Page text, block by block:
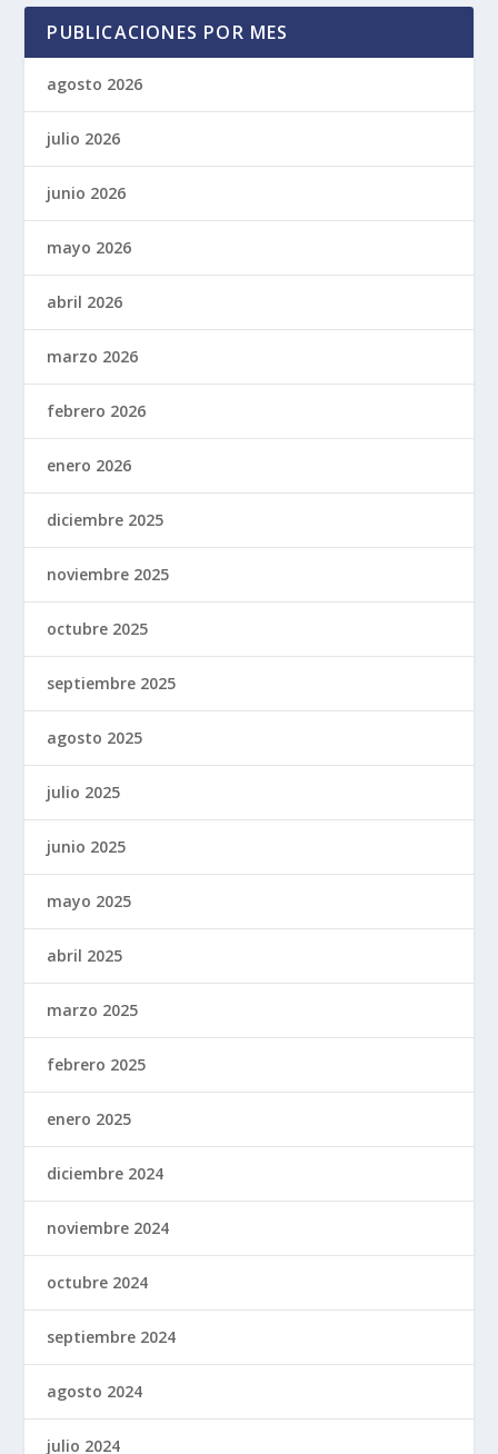
PUBLICACIONES POR MES
agosto 2026
julio 2026
junio 2026
mayo 2026
abril 2026
marzo 2026
febrero 2026
enero 2026
diciembre 2025
noviembre 2025
octubre 2025
septiembre 2025
agosto 2025
julio 2025
junio 2025
mayo 2025
abril 2025
marzo 2025
febrero 2025
enero 2025
diciembre 2024
noviembre 2024
octubre 2024
septiembre 2024
agosto 2024
julio 2024